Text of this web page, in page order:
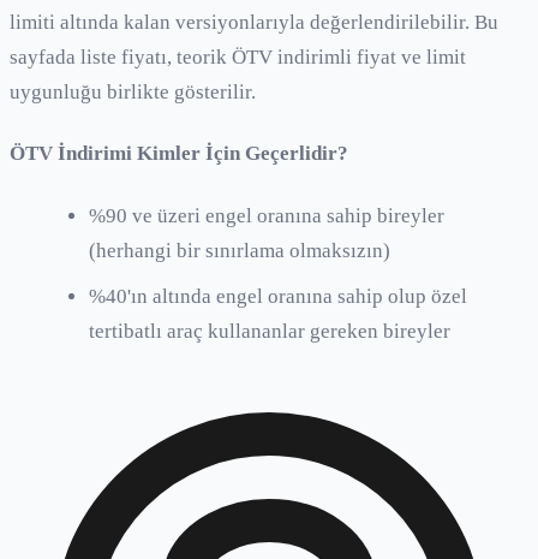
limiti altında kalan versiyonlarıyla değerlendirilebilir. Bu
sayfada liste fiyatı, teorik ÖTV indirimli fiyat ve limit
uygunluğu birlikte gösterilir.
ÖTV İndirimi Kimler İçin Geçerlidir?
%90 ve üzeri engel oranına sahip bireyler
(herhangi bir sınırlama olmaksızın)
%40'ın altında engel oranına sahip olup özel
tertibatlı araç kullananlar gereken bireyler